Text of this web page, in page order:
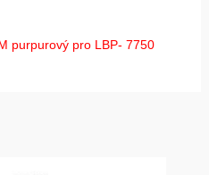
purpurový pro LBP- 7750